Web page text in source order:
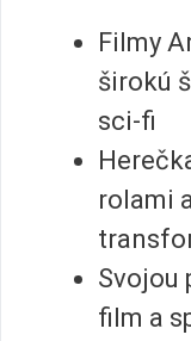
Filmy
širokú
sci-fi
rolami
Svojou
film a